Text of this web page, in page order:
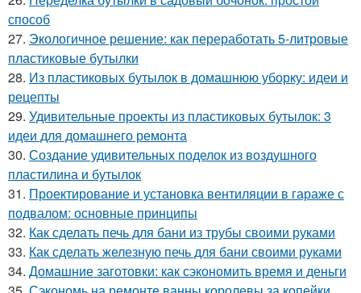
способ
27. Экологичное решение: как переработать 5-литровые
пластиковые бутылки
28. Из пластиковых бутылок в домашнюю уборку: идеи и
рецепты
29. Удивительные проекты из пластиковых бутылок: 3
идеи для домашнего ремонта
30. Создание удивительных поделок из воздушного
пластилина и бутылок
31. Проектирование и установка вентиляции в гараже с
подвалом: основные принципы
32. Как сделать печь для бани из трубы своими руками
33. Как сделать железную печь для бани своими руками
34. Домашние заготовки: как сэкономить время и деньги